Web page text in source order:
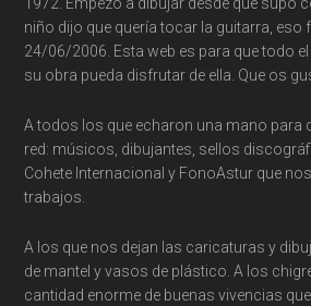
niño dijo que quería tocar la guitarra, eso
24/06/2006. Esta web es para que todo
su obra pueda disfrutar de ella. Que os
A todos los que echaron una mano para
red: músicos, dibujantes, sellos
Cohete Internacional y FonoAstur que
trabajos.
A los que nos dejan las caricaturas y
de mantel y vasos de plástico. A los
cantidad enorme de buenas vivencias